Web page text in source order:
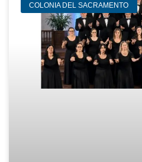
COLONIA DEL SACRAMENTO